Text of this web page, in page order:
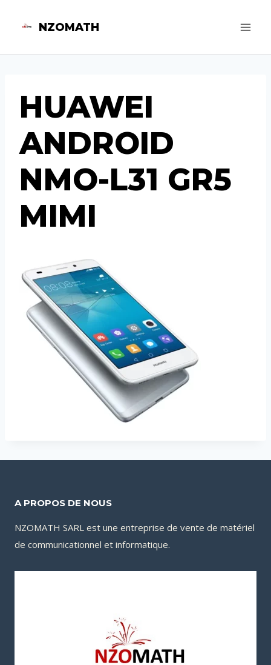
NZOMATH
HUAWEI
ANDROID
NMO-L31 GR5
MIMI
A PROPOS DE NOUS
NZOMATH SARL est une entreprise de vente de matériel
de communicationnel et informatique.